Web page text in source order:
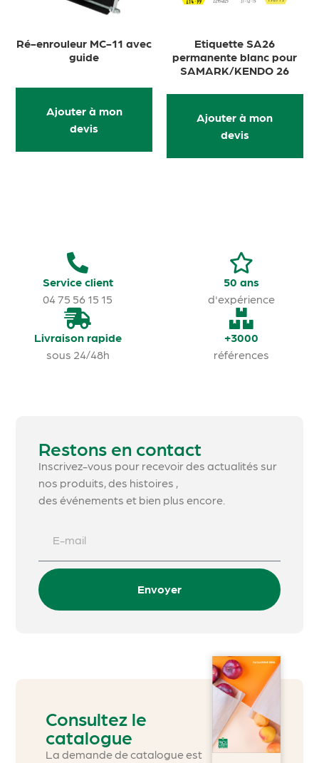
Ré-enrouleur MC-11 avec
guide
Ajouter à mon
devis
Etiquette SA26
permanente blanc pour
SAMARK/KENDO 26
Ajouter à mon
devis
Service client
04 75 56 15 15
50 ans
d'expérience
Livraison rapide
sous 24/48h
+3000
références
Restons en contact
Inscrivez-vous pour recevoir des actualités sur
nos produits, des histoires ,
des événements et bien plus encore.
Envoyer
Consultez le
catalogue
La demande de catalogue est